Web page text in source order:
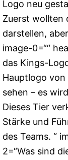
Logo neu
Zuerst wollten
darstellen,
image-0=““
das Kings-
Hauptlogo
sehen – es
Dieses Tier
Stärke und
des Teams. “
2=“Was sind